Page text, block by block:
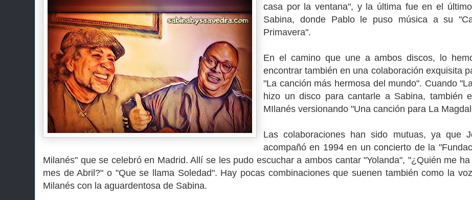
casa por la ventana", y la última fue en el
Sabina, donde Pablo le puso música a su
Primavera".
En el camino que une a ambos discos, lo
encontrar también en una colaboración exquisita
"La canción más hermosa del mundo". Cuando
hizo un disco para cantarle a Sabina, también
MIlanés versionando "Una canción para La
Las colaboraciones han sido mutuas, ya que
acompañó en 1994 en un concierto de la
Milanés" que se celebró en Madrid. Allí se les pudo escuchar a ambos cantar "Yolanda", "¿Quién me ha
mes de Abril?" o "Que se llama Soledad". Hay pocas combinaciones que suenen también como la
Milanés con la aguardentosa de Sabina.